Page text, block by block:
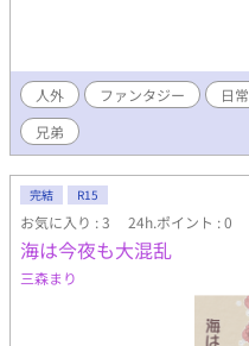
人外 ファンタジー 日常
兄弟
完結 R15
お気に入り : 3 24h.ポイント : 0
海は今夜も大混乱
三森まり